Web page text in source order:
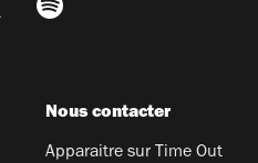
Nous contacter
Apparaitre sur Time Out